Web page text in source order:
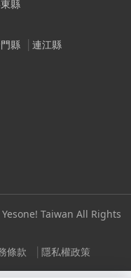
縣
縣 連江縣
Taiwan All Rights
條款 隱私權政策